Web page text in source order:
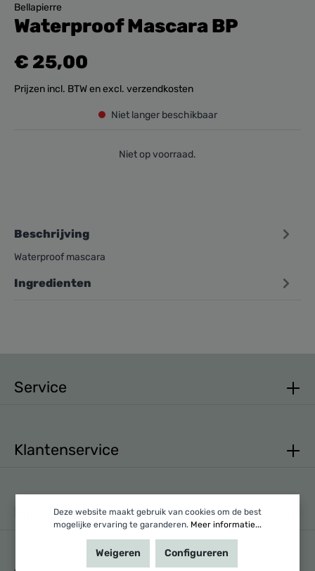
Bellapierre
Waterproof Mascara BP
€ 25,00
Prijzen incl. BTW en excl. verzendkosten
Niet langer beschikbaar
Niet op voorraad.
Beschrijving
Waterproof mascara
Ingredienten
Service
Klantenservice
Mijn account
Deze website maakt gebruik van cookies om de best
mogelijke ervaring te garanderen. Meer informatie...
Weigeren Configureren